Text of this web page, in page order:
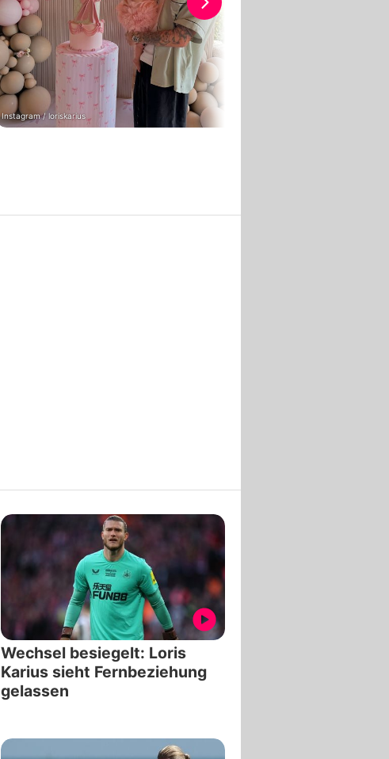
Instagram / loriskarius
Wechsel besiegelt: Loris
Karius sieht Fernbeziehung
gelassen